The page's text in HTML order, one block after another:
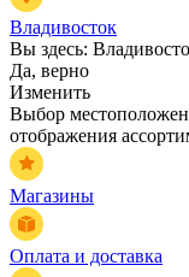
Владивосток
Вы здесь:
Да, верно
Изменить
Выбор
отображения
Магазины
Оплата и доставка